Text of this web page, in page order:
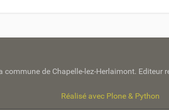
commune de Chapelle-lez-Herlaimont. Editeur
Réalisé avec Plone & Python